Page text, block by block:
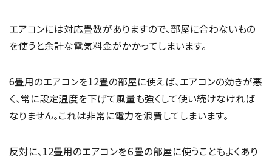
エアコンには対応畳数がありますので、部屋に合わないもの
を使うと余計な電気料金がかかってしまいます。
6畳用のエアコンを12畳の部屋に使えば、エアコンの効きが悪
く、常に設定温度を下げて風量も強くして使い続けなければ
なりません。これは非常に電力を浪費してしまいます。
反対に、12畳用のエアコンを６畳の部屋に使うこともよくあり